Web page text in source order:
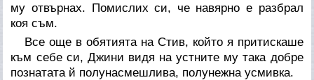
му отвърнах. Помислих си, че навярно е разбрал
коя съм.
Все още в обятията на Стив, който я притискаше
към себе си, Джини видя на устните му така добре
познатата й полунасмешлива, полунежна усмивка.